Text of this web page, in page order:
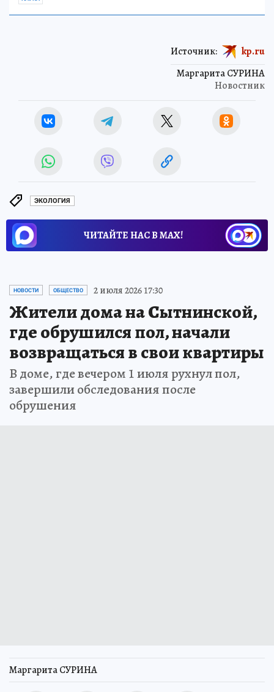
Маргарита СУРИНА
Новостник
Источник: kp.ru
ЭКОЛОГИЯ
ЧИТАЙТЕ НАС В МАХ!
НОВОСТИ ОБЩЕСТВО 2 июля 2026 17:30
Жители дома на Сытнинской,
где обрушился пол, начали
возвращаться в свои квартиры
В доме, где вечером 1 июля рухнул пол,
завершили обследования после
обрушения
Маргарита СУРИНА